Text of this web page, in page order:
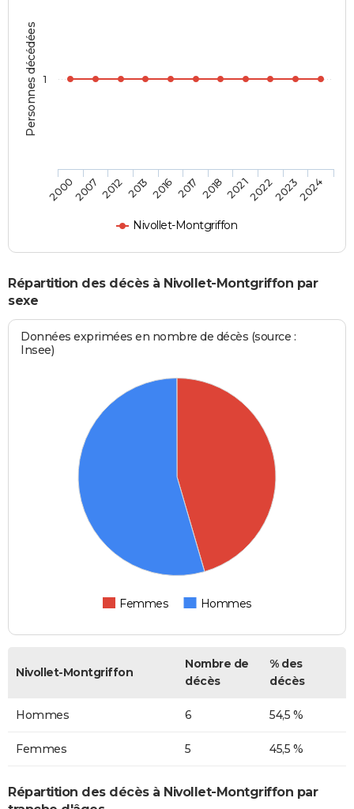
Personnes décédées
Nivollet-Montgriffon
20002007 2012 2013 2016 2017 20182021202220232024
1
Répartition des décès à Nivollet-Montgriffon par
sexe
Données exprimées en nombre de décès (source :
Insee)
Femmes Hommes
Nivollet-Montgriffon
Nombre de
décès
% des
décès
Hommes 6 54,5 %
Femmes 5 45,5 %
Répartition des décès à Nivollet-Montgriffon par